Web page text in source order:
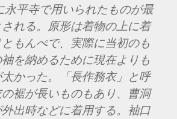
永平寺で用いられたものが最
れる。原形は着物の上に着
もんぺで、実際に当初のも
を納めるために現在よりも
かった。「長作務衣」と呼
裾が長いものもあり、曹洞
出時などに着用する。袖口